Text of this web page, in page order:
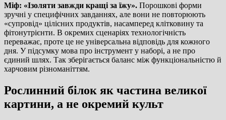
Міф: «Ізоляти завжди кращі за їжу». Порошкові форми
зручні у специфічних завданнях, але вони не повторюють
«супровід» цілісних продуктів, насамперед клітковину та
фітонутрієнти. В окремих сценаріях технологічність
переважає, проте це не універсальна відповідь для кожного
дня. У підсумку мова про інструмент у наборі, а не про
єдиний шлях. Так зберігається баланс між функціональністю й
харчовим різноманіттям.
Рослинний білок як частина великої
картини, а не окремий культ